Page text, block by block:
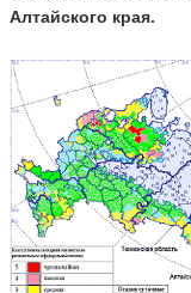
Алтайского края.